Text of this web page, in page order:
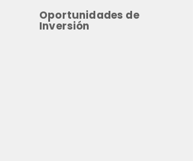
Oportunidades de
Inversión